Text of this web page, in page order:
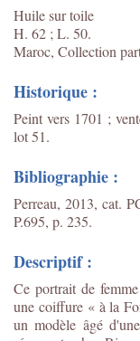
Huile sur toile
H. 62 ; L. 50.
Maroc, Collection
Historique :
Peint vers 1701 ;
lot 51.
Bibliographie :
Perreau, 2013, cat.
P.695, p. 235.
Descriptif :
Ce portrait de
une coiffure « à la
un modèle âgé